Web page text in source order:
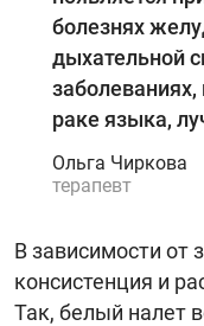
болезнях
дыхательной
раке языка,
Ольга Чиркова
терапевт
В зависимости от
консистенция и
Так, белый налет